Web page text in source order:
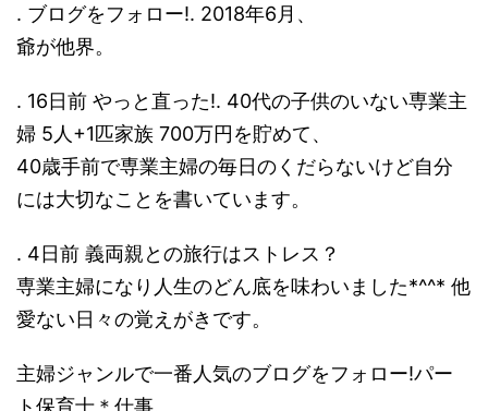
. ブログをフォロー!. 2018年6月、
爺が他界。
. 16日前 やっと直った!. 40代の子供のいない専業主
婦 5人+1匹家族 700万円を貯めて、
40歳手前で専業主婦の毎日のくだらないけど自分
には大切なことを書いています。
. 4日前 義両親との旅行はストレス？
専業主婦になり人生のどん底を味わいました*^^* 他
愛ない日々の覚えがきです。
主婦ジャンルで一番人気のブログをフォロー!パー
ト保育士＊仕事、